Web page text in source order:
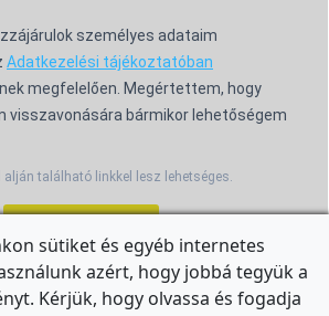
személyes adataim
Adatkezelési tájékoztatóban
megfelelően. Megértettem, hogy
visszavonására bármikor lehetőségem
található linkkel lesz lehetséges.
clickHERE.
sütiket és egyéb internetes
azért, hogy jobbá tegyük a
Kérjük, hogy olvassa és fogadja